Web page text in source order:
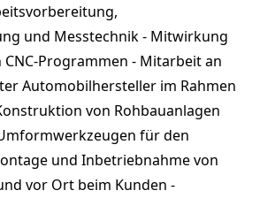
und Messtechnik - Mitwirkung
Programmen - Mitarbeit an
Automobilhersteller im Rahmen
von Rohbauanlagen
für den
und Inbetriebnahme von
vor Ort beim Kunden -